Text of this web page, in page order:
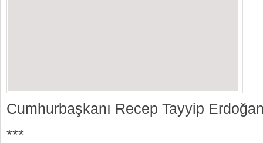
Cumhurbaşkanı Recep Tayyip
***